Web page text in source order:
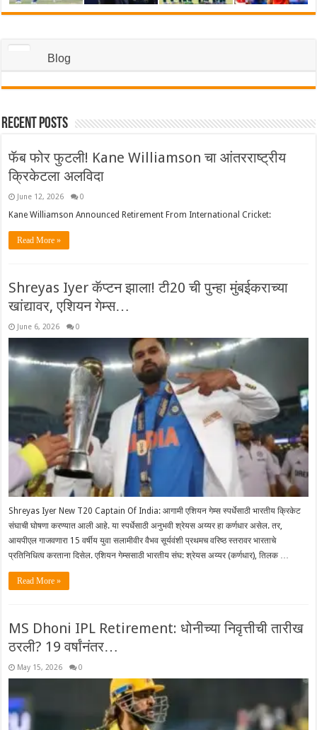
Blog
Recent Posts
फॅब फोर फुटली! Kane Williamson चा आंतरराष्ट्रीय
क्रिकेटला अलविदा
June 12, 2026 0
Kane Williamson Announced Retirement From International Cricket:
Read More »
Shreyas Iyer कॅप्टन झाला! टी20 ची पुन्हा मुंबईकराच्या
खांद्यावर, एशियन गेम्स…
June 6, 2026 0
Shreyas Iyer New T20 Captain Of India: आगामी एशियन गेम्स स्पर्धेसाठी भारतीय क्रिकेट
संघाची घोषणा करण्यात आली आहे. या स्पर्धेसाठी अनुभवी श्रेयस अय्यर हा कर्णधार असेल. तर,
आयपीएल गाजवणारा 15 वर्षीय युवा सलामीवीर वैभव सूर्यवंशी प्रथमच वरिष्ठ स्तरावर भारताचे
प्रतिनिधित्व करताना दिसेल. एशियन गेम्ससाठी भारतीय संघ: श्रेयस अय्यर (कर्णधार), तिलक …
Read More »
MS Dhoni IPL Retirement: धोनीच्या निवृत्तीची तारीख
ठरली? 19 वर्षांनंतर…
May 15, 2026 0